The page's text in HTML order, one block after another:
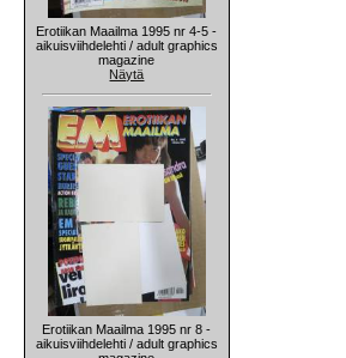
Erotiikan Maailma 1995 nr 4-5 -
aikuisviihdelehti / adult graphics
magazine
Näytä
Erotiikan Maailma 1995 nr 8 -
aikuisviihdelehti / adult graphics